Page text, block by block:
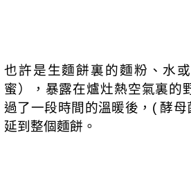
也許是生麵餅裏的麵粉、水
蜜），暴露在爐灶熱空氣裏的
過了一段時間的溫暖後， ( 酵母
延到整個麵餅。